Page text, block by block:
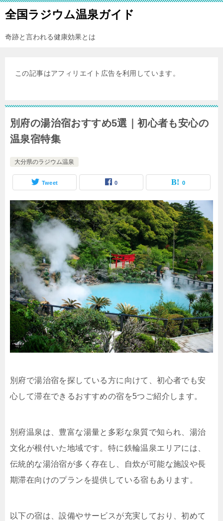
全国ラジウム温泉ガイド
奇跡と言われる健康効果とは
この記事はアフィリエイト広告を利用しています。
別府の湯治宿おすすめ5選｜初心者も安心の
温泉宿特集
大分県のラジウム温泉
Tweet 0 0
別府で湯治宿を探している方に向けて、初心者でも安
心して滞在できるおすすめの宿を5つご紹介します。
別府温泉は、豊富な湯量と多彩な泉質で知られ、湯治
文化が根付いた地域です。特に鉄輪温泉エリアには、
伝統的な湯治宿が多く存在し、自炊が可能な施設や長
期滞在向けのプランを提供している宿もあります。
以下の宿は、設備やサービスが充実しており、初めて